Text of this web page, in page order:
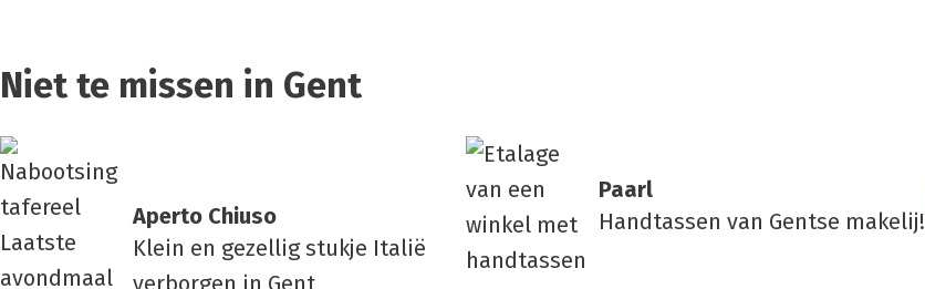
Niet te missen in Gent
Aper­to Chi­u­so
Klein en gezellig stukje Italië
verborgen in Gent
Paarl
Handtassen van Gentse makelij!